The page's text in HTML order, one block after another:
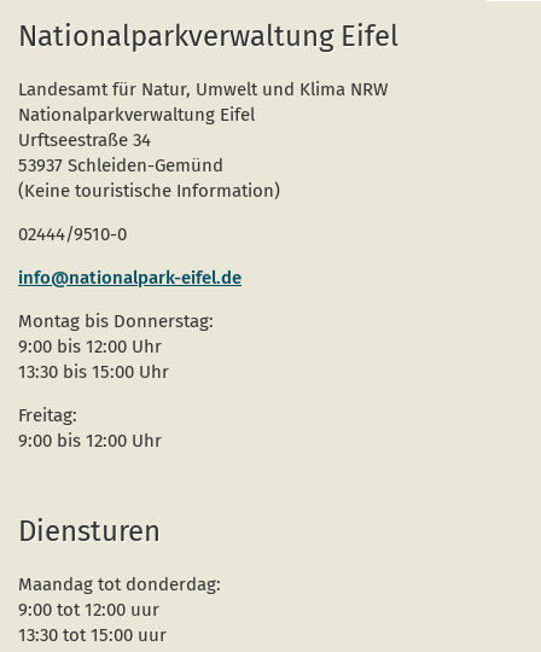
Nationalparkverwaltung Eifel
Landesamt für Natur, Umwelt und Klima NRW
Nationalparkverwaltung Eifel
Urftseestraße 34
53937 Schleiden-Gemünd
(Keine touristische Information)
02444/9510-0
info@nationalpark-eifel.de
Montag bis Donnerstag:
9:00 bis 12:00 Uhr
13:30 bis 15:00 Uhr
Freitag:
9:00 bis 12:00 Uhr
Diensturen
Maandag tot donderdag:
9:00 tot 12:00 uur
13:30 tot 15:00 uur